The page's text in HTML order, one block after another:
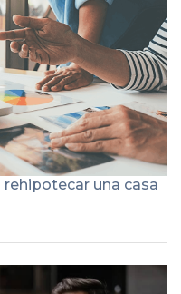
una casa